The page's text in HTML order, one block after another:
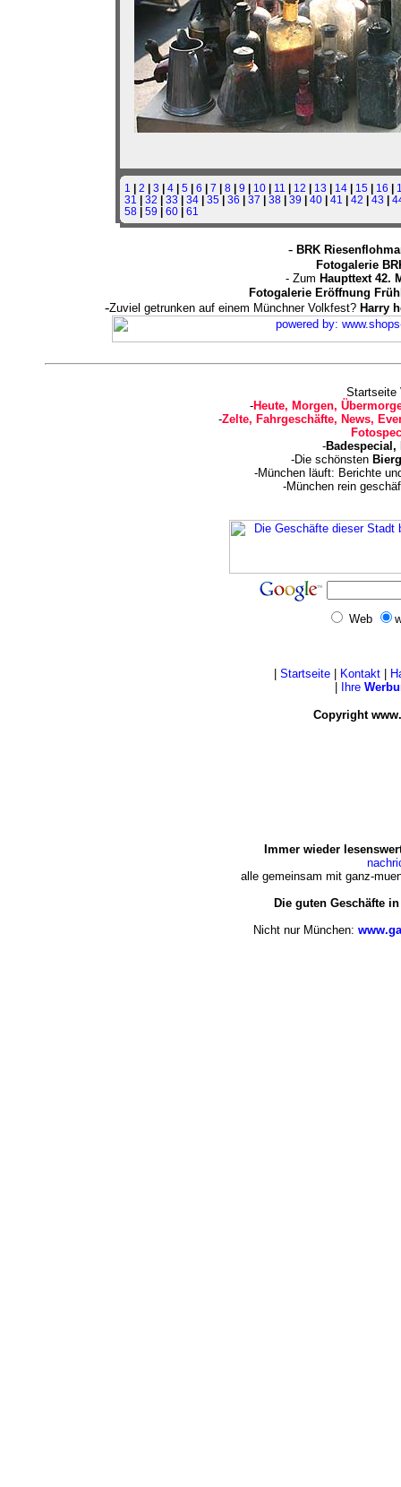
1 | 2 | 3 | 4| 5| 6 | 7 | 8| 9 | 10| 11 | 12 | 13 | 14| 15| 16 |
31 | 32 | 33 | 34| 35| 36 | 37 | 38| 39 | 40| 41 | 42 | 43 |
58| 59 | 60| 61
- BRK
Fotogalerie
- Zum Haupttext 42.
Fotogalerie Eröffnung
-Zuviel getrunken auf einem Münchner Volkfest? Harry
Startseite
-Heute, Morgen,
-Zelte, Fahrgeschäfte, News,
-Badespecial,
-Die schönsten
-München läuft: Berichte
-München rein
Web
Startseite| Kontakt|
Ihre
Copyright
Immer wieder
alle gemeinsam mit ganz-
Die guten Geschäfte
Nicht nur München: